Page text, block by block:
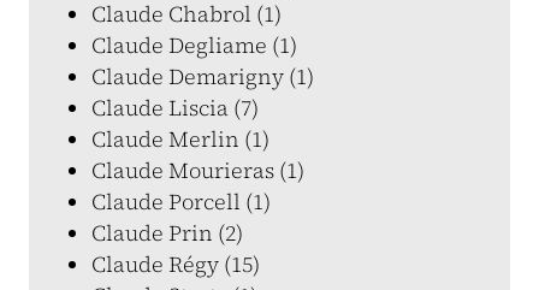
Claude Chabrol (1)
Claude Degliame (1)
Claude Demarigny (1)
Claude Liscia (7)
Claude Merlin (1)
Claude Mourieras (1)
Claude Porcell (1)
Claude Prin (2)
Claude Régy (15)